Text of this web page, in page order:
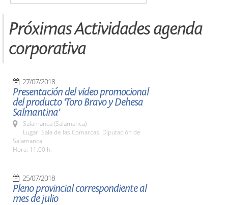
Próximas Actividades agenda
corporativa
27/07/2018
Presentación del vídeo promocional
del producto 'Toro Bravo y Dehesa
Salmantina'
Salamanca (Salamanca)
Lugar: Sala de las Comarcas. Diputación de
Salamanca
Hora: 11:00 h.
25/07/2018
Pleno provincial correspondiente al
mes de julio